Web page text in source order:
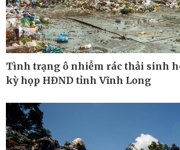
Kinh tế
Bất động sản
Tiêu dùng
Tình trạng ô nhiễm rác thải sinh
kỳ họp HĐND tỉnh Vĩnh Long